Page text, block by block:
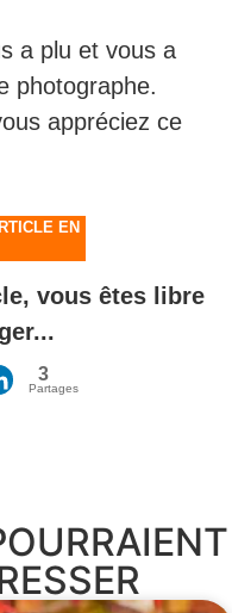
a plu et vous a
photographe.
appréciez ce
EN
vous êtes libre
3
Partages